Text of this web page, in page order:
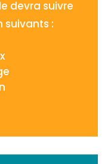
devra suivre
suivants :